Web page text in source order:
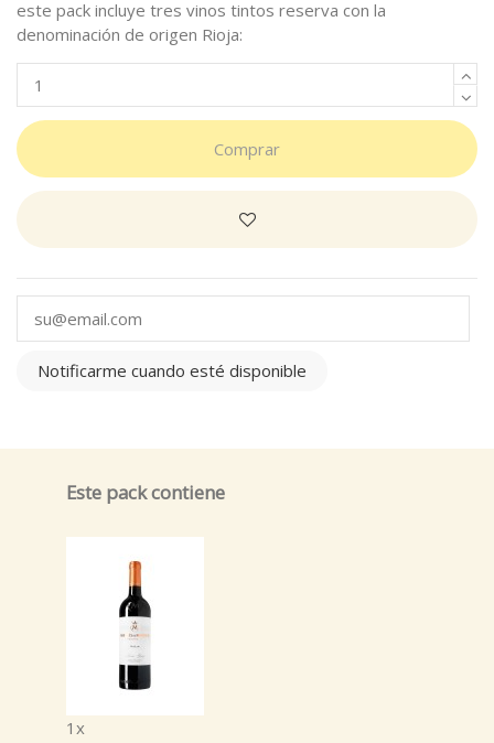
este pack incluye tres vinos tintos reserva con la
denominación de origen Rioja:
Comprar
Notificarme cuando esté disponible
Este pack contiene
1x